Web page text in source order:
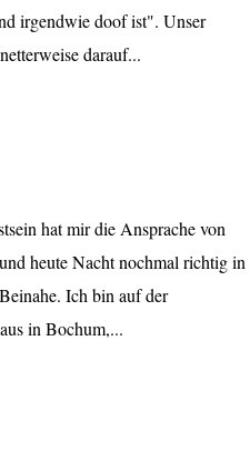
irgendwie doof ist". Unser
darauf...
hat mir die Ansprache von
heute Nacht nochmal richtig in
Ich bin auf der
in Bochum,...